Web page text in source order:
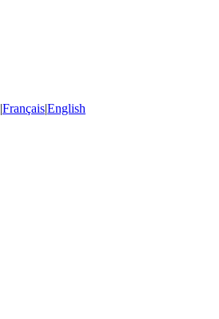
|Français|English